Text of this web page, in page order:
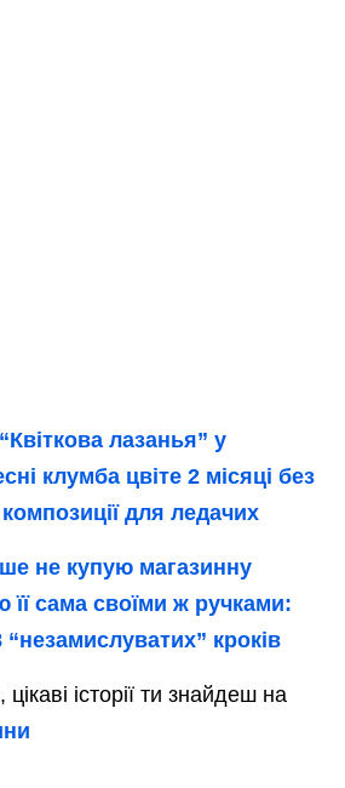
“Квіткова лазанья” у
клумба цвіте 2 місяці без
для ледачих
не купую магазинну
її сама своїми ж ручками:
кроків
історії ти знайдеш на